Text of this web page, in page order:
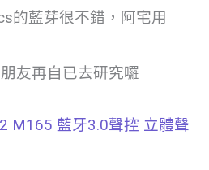
的藍芽很不錯，阿宅用
友再自已去研究囉
M165 藍牙3.0聲控 立體聲